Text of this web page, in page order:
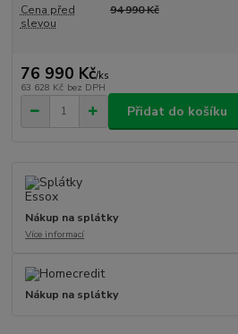
Cena před
slevou
94 990 Kč
76 990 Kč/ks
63 628 Kč bez DPH
Přidat do košíku
Nákup na splátky
Více informací
Nákup na splátky